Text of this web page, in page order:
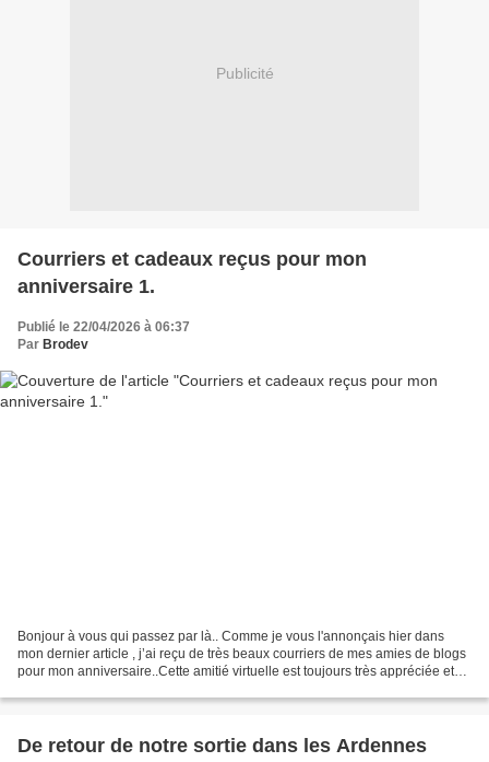
Publicité
Courriers et cadeaux reçus pour mon
anniversaire 1.
Publié le 22/04/2026 à 06:37
Par Brodev
Bonjour à vous qui passez par là.. Comme je vous l'annonçais hier dans
mon dernier article , j’ai reçu de très beaux courriers de mes amies de blogs
pour mon anniversaire..Cette amitié virtuelle est toujours très appréciée et
De retour de notre sortie dans les Ardennes